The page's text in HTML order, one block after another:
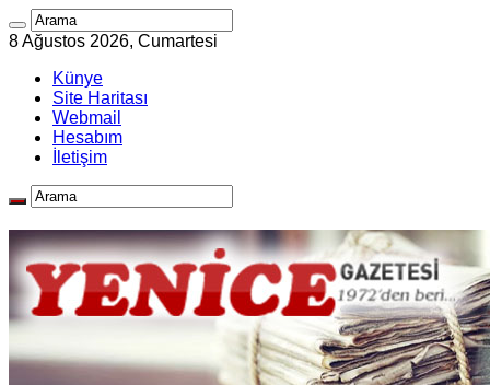
8 Ağustos 2026, Cumartesi
Künye
Site Haritası
Webmail
Hesabım
İletişim